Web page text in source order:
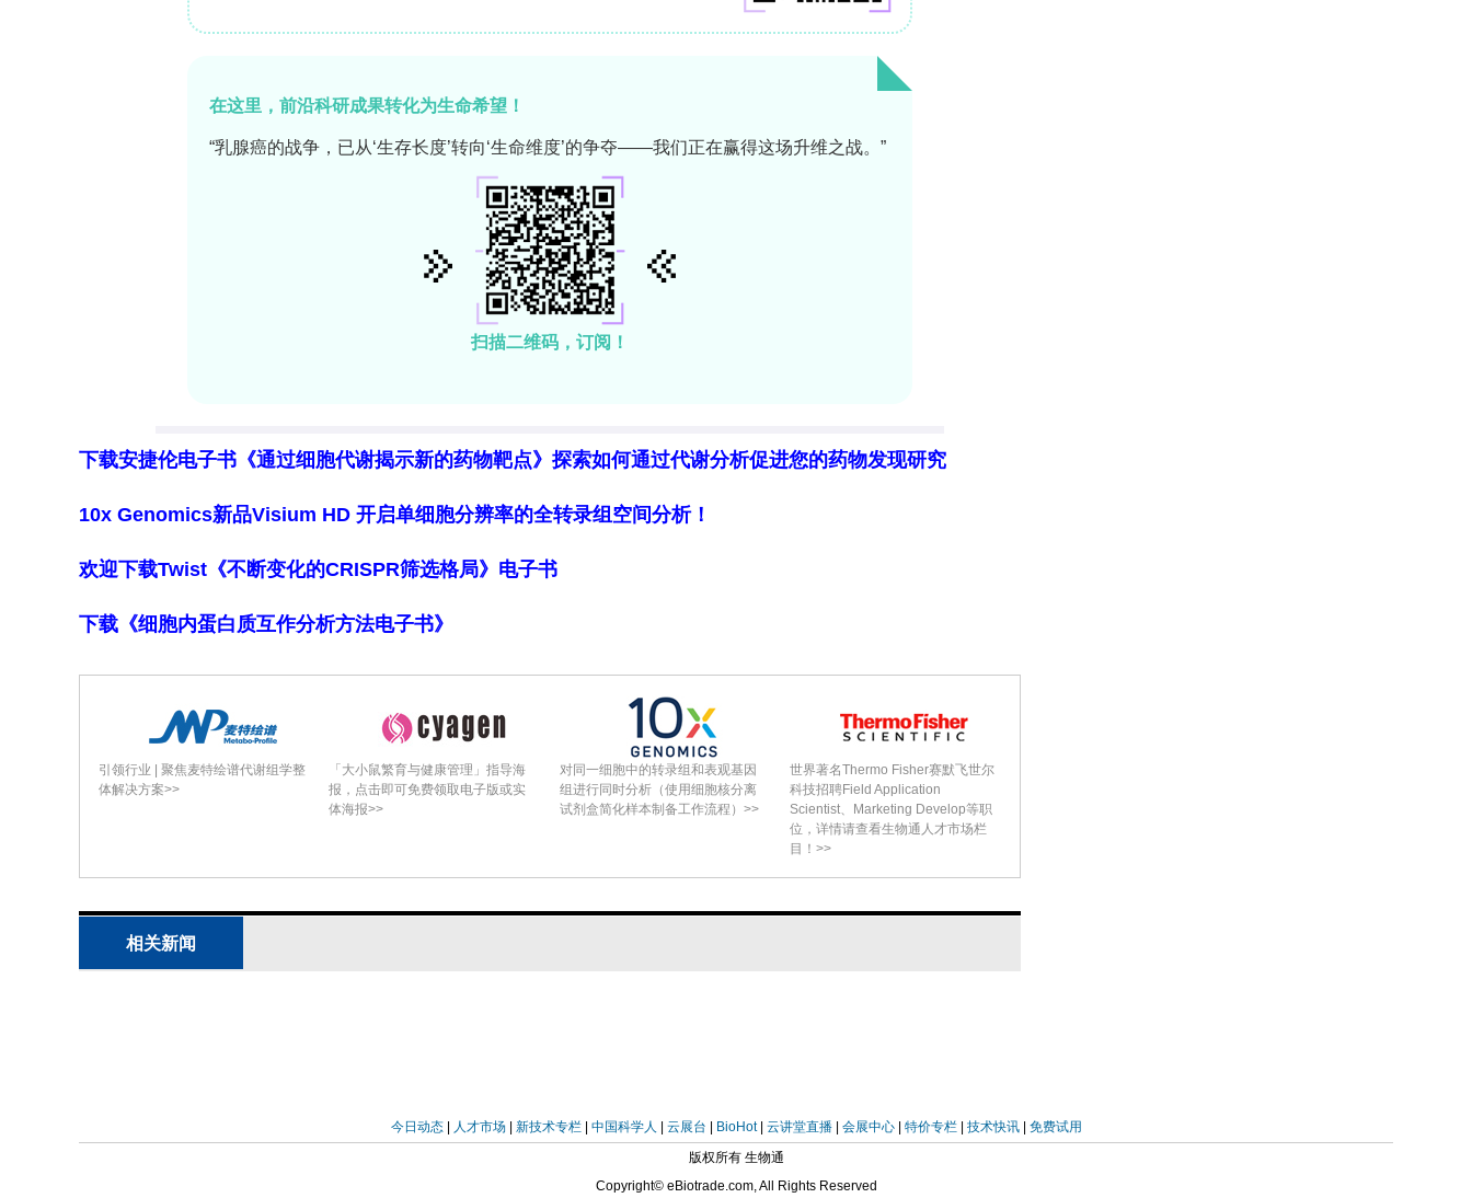
下载安捷伦电子书《通过细胞代谢揭示新的药物靶点》探索如何通过代谢分析促进您的药物发现研究
10x Genomics新品Visium HD 开启单细胞分辨率的全转录组空间分析！
欢迎下载Twist《不断变化的CRISPR筛选格局》电子书
下载《细胞内蛋白质互作分析方法电子书》
引领行业 | 聚焦麦特绘谱代谢组学整
体解决方案>>
「大小鼠繁育与健康管理」指导海
报，点击即可免费领取电子版或实
体海报>>
对同一细胞中的转录组和表观基因
组进行同时分析（使用细胞核分离
试剂盒简化样本制备工作流程）>>
世界著名Thermo Fisher赛默飞世尔
科技招聘Field Application
Scientist、Marketing Develop等职
位，详情请查看生物通人才市场栏
目！>>
相关新闻
今日动态| 人才市场| 新技术专栏| 中国科学人 云展台 BioHot| 云讲堂直播| 会展中心| 特价专栏| 技术快讯| 免费试用
版权所有 生物通
Copyright© eBiotrade.com, All Rights Reserved